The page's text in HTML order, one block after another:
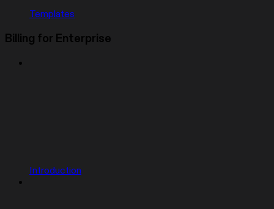
Templates
Billing for Enterprise
Introduction